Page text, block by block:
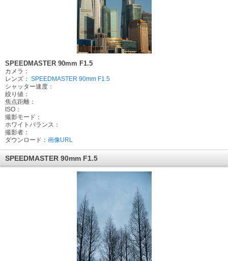
SPEEDMASTER 90mm F1.5
カメラ：
レンズ： SPEEDMASTER 90mm F1.5
シャッター速度：
絞り値：
焦点距離：
ISO：
撮影モード：
ホワイトバランス：
撮影者：
ダウンロード： 画像URL
SPEEDMASTER 90mm F1.5